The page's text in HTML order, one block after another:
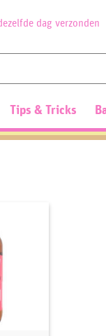
dag verzonden
Tips & Tricks